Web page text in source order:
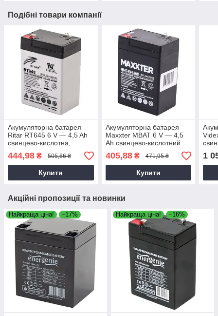
Подібні товари компанії
Акумуляторна батарея
Ritar RT645 6 V — 4,5 Ah
свинцево-кислотна,
Свинцево-кислотний
акумулятор
444,98 ₴ 505,66 ₴
Купити
Акумуляторна батарея
Maxxter MBAT 6 V — 4,5
Ah свинцево-кислотний
(70х47х100)
405,88₴ 471,95 ₴
Купити
1
Акційні пропозиції та новинки
Найкраща ціна! –17% Найкраща ціна! –16%